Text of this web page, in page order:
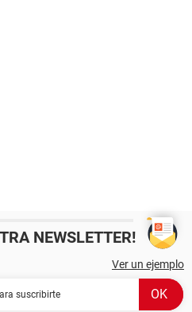
NEWSLETTER!
Ver un ejemplo